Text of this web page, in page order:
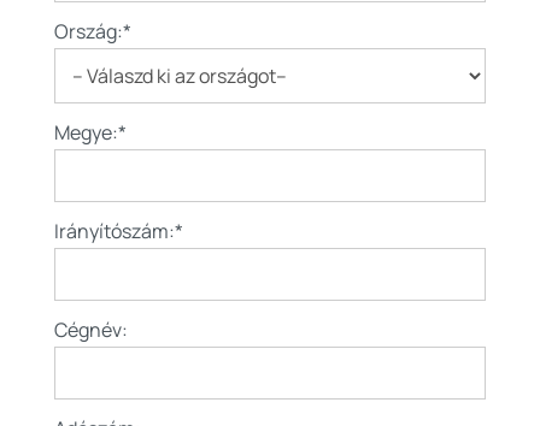
Ország:*
Megye:*
Irányítószám:*
Cégnév: